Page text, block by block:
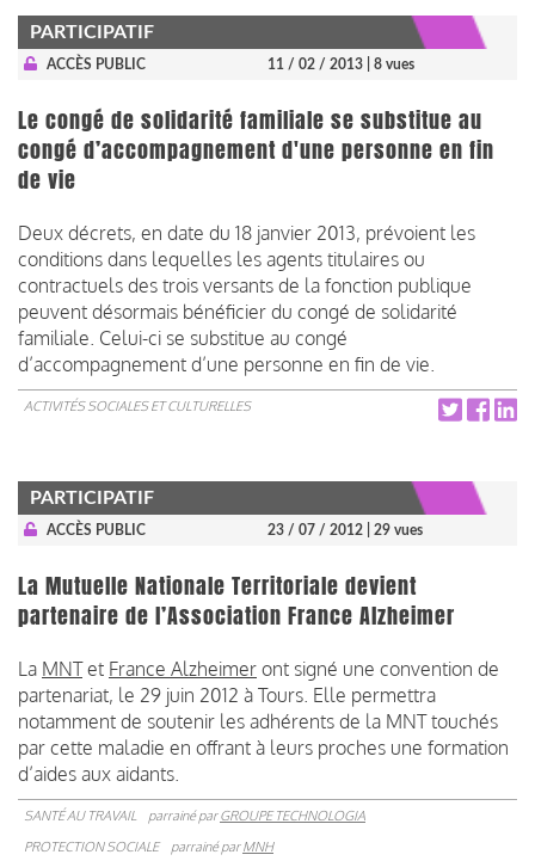
PARTICIPATIF
ACCÈS PUBLIC 11 / 02 / 2013 | 8 vues
Le congé de solidarité familiale se substitue au
congé d’accompagnement d'une personne en fin
de vie
Deux décrets, en date du 18 janvier 2013, prévoient les
conditions dans lequelles les agents titulaires ou
contractuels des trois versants de la fonction publique
peuvent désormais bénéficier du congé de solidarité
familiale. Celui-ci se substitue au congé
d’accompagnement d’une personne en fin de vie.
ACTIVITÉS SOCIALES ET CULTURELLES
PARTICIPATIF
ACCÈS PUBLIC 23 / 07 / 2012 | 29 vues
La Mutuelle Nationale Territoriale devient
partenaire de l’Association France Alzheimer
La MNTet France Alzheimer ont signé une convention de
partenariat, le 29 juin 2012 à Tours. Elle permettra
notamment de soutenir les adhérents de la MNT touchés
par cette maladie en offrant à leurs proches une formation
d’aides aux aidants.
SANTÉ AU TRAVAIL parrainé parGROUPE TECHNOLOGIA
PROTECTION SOCIALE
parrainé parMNH